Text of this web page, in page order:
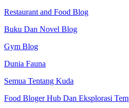
Restaurant and Food Blog
Buku Dan Novel Blog
Gym Blog
Dunia Fauna
Semua Tentang Kuda
Food Bloger Hub Dan Eksplorasi